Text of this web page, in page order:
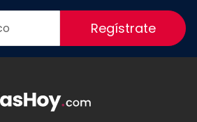
Regístrate